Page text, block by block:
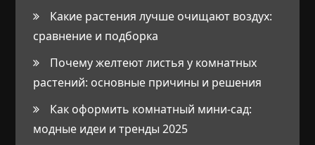
Какие растения лучше очищают воздух:
сравнение и подборка
Почему желтеют листья у комнатных
растений: основные причины и решения
Как оформить комнатный мини-сад:
модные идеи и тренды 2025